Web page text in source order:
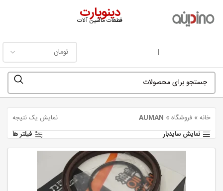
دینوپارت
قطعات ماشین آلات
|
خانه» فروشگاه»
AUMAN
نمایش یک نتیجه
نمایش سایدبار
فیلتر ها